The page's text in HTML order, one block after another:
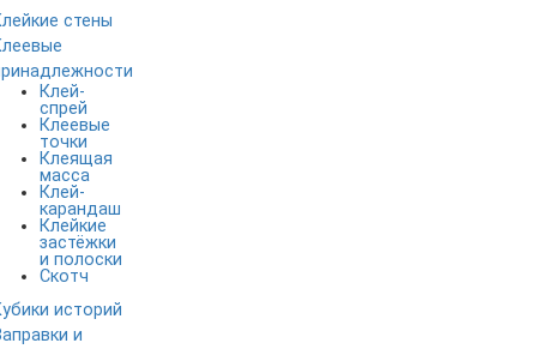
стены
Клей-
спрей
Клеевые
точки
Клеящая
масса
Клей-
карандаш
Клейкие
застёжки
и полоски
Скотч
историй
и